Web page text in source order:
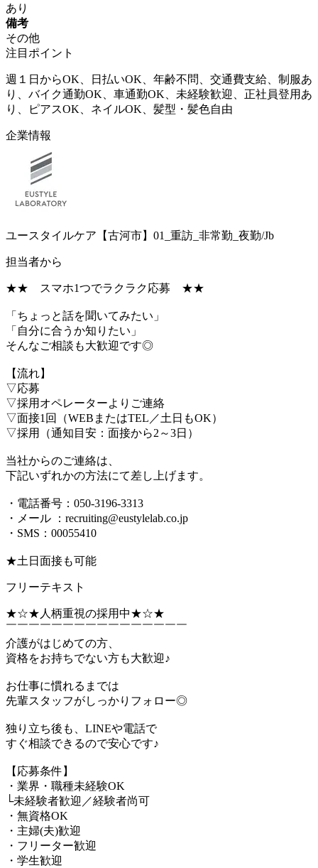
あり
備考
その他
注目ポイント
週１日からOK、日払いOK、年齢不問、交通費支給、制服あ
り、バイク通勤OK、車通勤OK、未経験歓迎、正社員登用あ
り、ピアスOK、ネイルOK、髪型・髪色自由
企業情報
ユースタイルケア【古河市】01_重訪_非常勤_夜勤/Jb
担当者から
★★ スマホ1つでラクラク応募 ★★
「ちょっと話を聞いてみたい」
「自分に合うか知りたい」
そんなご相談も大歓迎です◎
【流れ】
▽応募
▽採用オペレーターよりご連絡
▽面接1回（WEBまたはTEL／土日もOK）
▽採用（通知目安：面接から2～3日）
当社からのご連絡は、
下記いずれかの方法にて差し上げます。
・電話番号：050-3196-3313
・メール ：recruiting@eustylelab.co.jp
・SMS：00055410
★土日面接も可能
フリーテキスト
★☆★人柄重視の採用中★☆★
￣￣￣￣￣￣￣￣￣￣￣￣￣￣￣￣
介護がはじめての方、
資格をお持ちでない方も大歓迎♪
お仕事に慣れるまでは
先輩スタッフがしっかりフォロー◎
独り立ち後も、LINEや電話で
すぐ相談できるので安心です♪
【応募条件】
・業界・職種未経験OK
└未経験者歓迎／経験者尚可
・無資格OK
・主婦(夫)歓迎
・フリーター歓迎
・学生歓迎